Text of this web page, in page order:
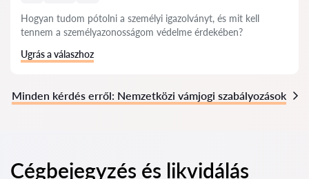
Hogyan tudom pótolni a személyi igazolványt, és mit kell
tennem a személyazonosságom védelme érdekében?
Ugrás a válaszhoz
Minden kérdés erről: Nemzetközi vámjogi szabályozások
Cégbejegyzés és likvidálás